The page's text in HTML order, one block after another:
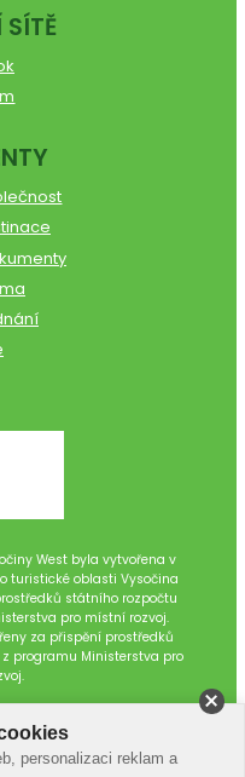
West byla vytvořena v
turistické oblasti Vysočina
státního rozpočtu
pro místní rozvoj.
za přispění prostředků
programu Ministerstva pro
personalizaci reklam a